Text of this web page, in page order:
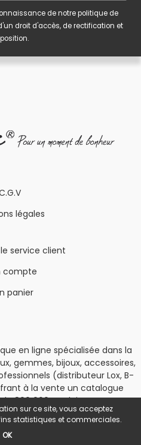
de notrepolitique de
droit d'accès, de rectification et
légales
service client
compte
panier
en ligne spécialisée dans la
gemmes, bijoux, accessoires,
(distributeur Lox, B-
à la vente un catalogue
800 000 produits.
| Espace Pro
/ STORE FACTORY
sur ce site, vous acceptez
statistiques et commerciales.
OK